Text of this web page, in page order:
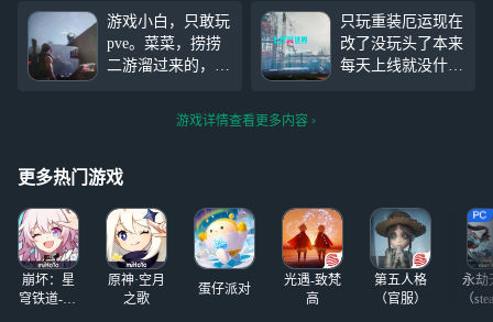
保证各位玩得爽
玩，开发组给玩家
们带来超级福利！
1016件个性外观、
蓝图等你来拿！来
轻松在线畅玩《七
日世界》端手游双
端！ 你可以通过
网易云游戏轻松体
验《七日世界》。
无需下载占用存储
空间，只需一键登
家，要骂就骂他别骂游戏
游戏小白，只敢玩
pve。菜菜，捞捞
二游溜过来的，第
大应该能玩。然后
有些地方不敢去
只玩重装厄运现在
改了没玩头了本来
每天上线就没什么
玩了，我是真的喜
欢这款游戏，就算
没什么玩法我都坚
持每天上线
游戏详情查看更多内容
更多热门游戏
崩坏：星
穹铁道-4.4
原神·空月
之歌
蛋仔派对
光遇-致梵
高
第五人格
（官服）
永劫
（